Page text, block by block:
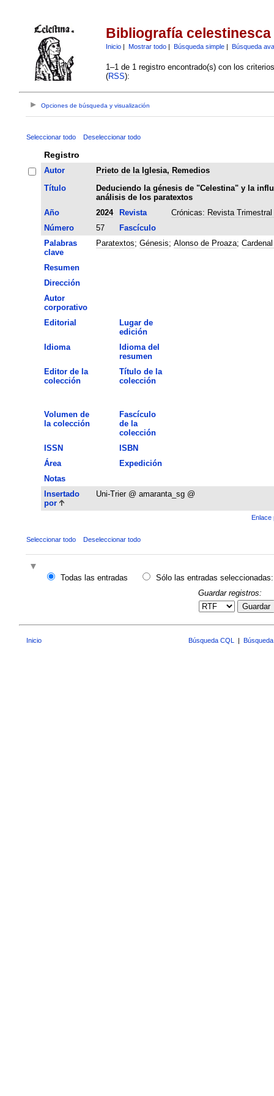
Bibliografía celestinesca
Inicio| Mostrar todo| Búsqueda simple| Búsqueda
1–1 de 1 registro encontrado(s) con los
(RSS):
Opciones de búsqueda y visualización
Seleccionar todo Deseleccionar todo
Registro
Autor
Prieto de la Iglesia, Remedios
Título
Deduciendo la génesis de "Celestina" y la
análisis de los paratextos
Año
2024 Revista
Crónicas: Revista
Número
57
Fascículo
Palabras
clave
Paratextos; Génesis; Alonso de Proaza;
Resumen
Dirección
Autor
corporativo
Editorial
Lugar de
edición
Idioma
Idioma del
resumen
Editor de la
colección
Título de la
colección
Volumen de
la colección
Fascículo
de la
colección
ISSN
ISBN
Área
Expedición
Notas
Insertado
por
Uni-Trier @ amaranta_sg @
Enlace
Seleccionar todo Deseleccionar todo
Todas las entradas
Sólo las entradas seleccionadas:
Guardar registros:
Guardar
Inicio Búsqueda CQL